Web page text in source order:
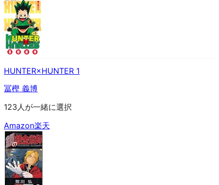
HUNTER×HUNTER 1
冨樫 義博
123人が一緒に選択
Amazon楽天